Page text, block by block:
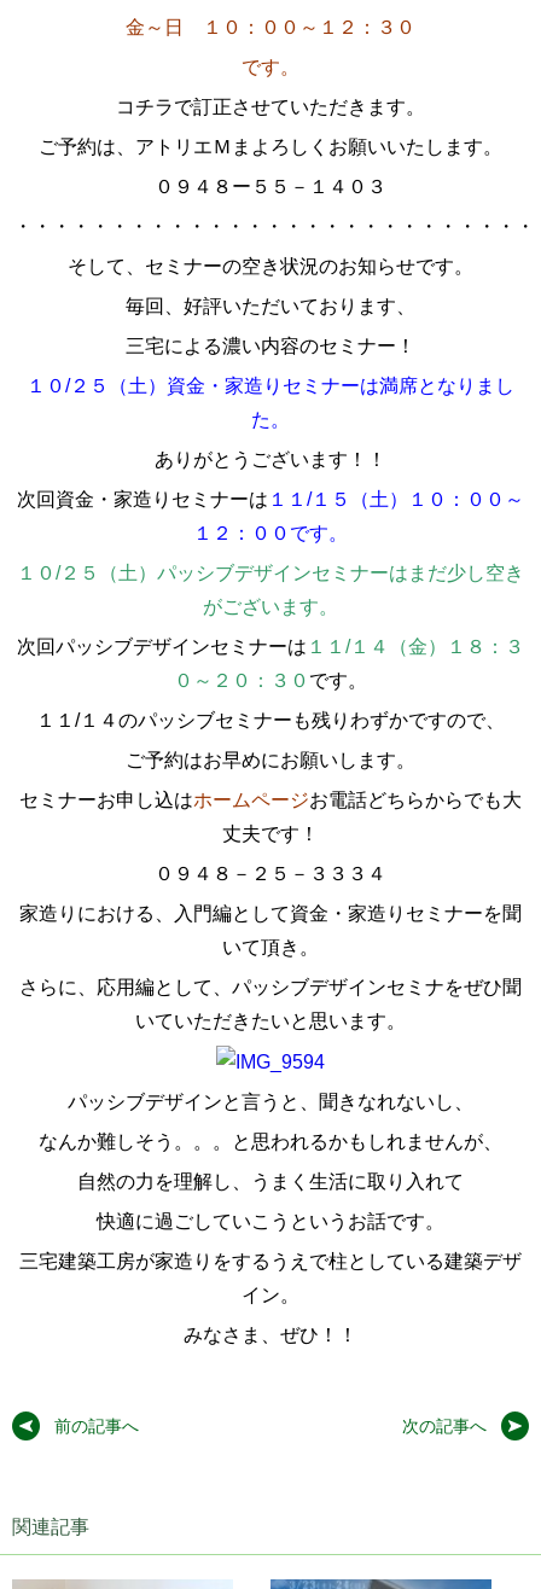
金～日 １０：００～１２：３０
です。
コチラで訂正させていただきます。
ご予約は、アトリエＭまよろしくお願いいたします。
０９４８ー５５－１４０３
・・・・・・・・・・・・・・・・・・・・・・・・・・
そして、セミナーの空き状況のお知らせです。
毎回、好評いただいております、
三宅による濃い内容のセミナー！
１０/２５（土）資金・家造りセミナーは満席となりまし
た。
ありがとうございます！！
次回資金・家造りセミナーは １１/１５（土）１０：００～
１２：００ です。
１０/２５（土）パッシブデザインセミナーはまだ少し空き
がございます。
次回パッシブデザインセミナーは １１/１４（金）１８：３
０～２０：３０ です。
１１/１４のパッシブセミナーも残りわずかですので、
ご予約はお早めにお願いします。
セミナーお申し込はホームページお電話どちらからでも大
丈夫です！
０９４８－２５－３３３４
家造りにおける、入門編として資金・家造りセミナーを聞
いて頂き。
さらに、応用編として、パッシブデザインセミナをぜひ聞
いていただきたいと思います。
パッシブデザインと言うと、聞きなれないし、
なんか難しそう。。。と思われるかもしれませんが、
自然の力を理解し、うまく生活に取り入れて
快適に過ごしていこうというお話です。
三宅建築工房が家造りをするうえで柱としている建築デザ
イン。
みなさま、ぜひ！！
前の記事へ 次の記事へ
関連記事